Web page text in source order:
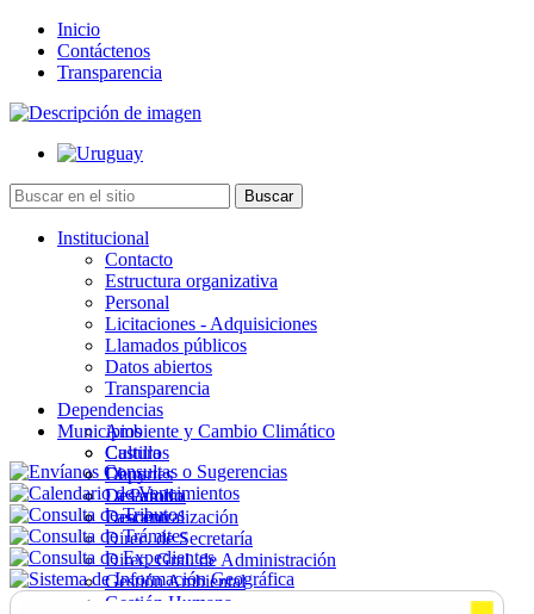
Inicio
Contáctenos
Transparencia
Institucional
Contacto
Estructura organizativa
Personal
Licitaciones - Adquisiciones
Llamados públicos
Datos abiertos
Transparencia
Dependencias
Ambiente y Cambio Climático
Cultura
Deportes
Desarrollo
Descentralización
Direc. de Secretaría
Direc. Gral. de Administración
Gestión Ambiental
Gestión Humana
Municipios
Castillos
Chuy
La Paloma
Lascano